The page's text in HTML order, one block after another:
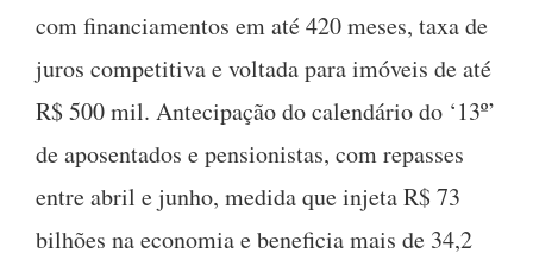
com financiamentos em até 420 meses, taxa de
juros competitiva e voltada para imóveis de até
R$ 500 mil. Antecipação do calendário do ‘13º’
de aposentados e pensionistas, com repasses
entre abril e junho, medida que injeta R$ 73
bilhões na economia e beneficia mais de 34,2